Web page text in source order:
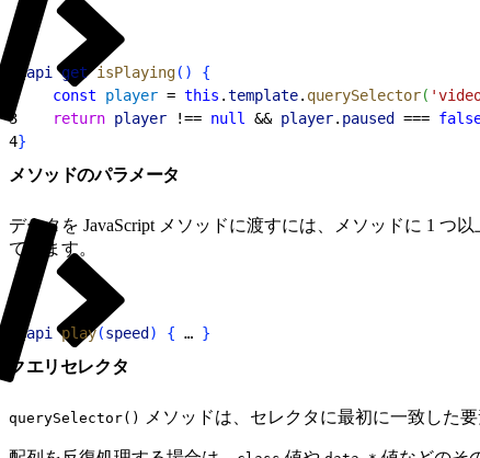
api get isPlaying( )
{
    const
player = this .template. querySelector(
3
    return
player !== null && player. paused ===
4}
メソッドのパラメータ
データを JavaScript メソッドに渡すには、メソッドに 1 つ
できます。
api play(speed ) { … }
クエリセレクタ
querySelector() メソッドは、セレクタに最初に一致した